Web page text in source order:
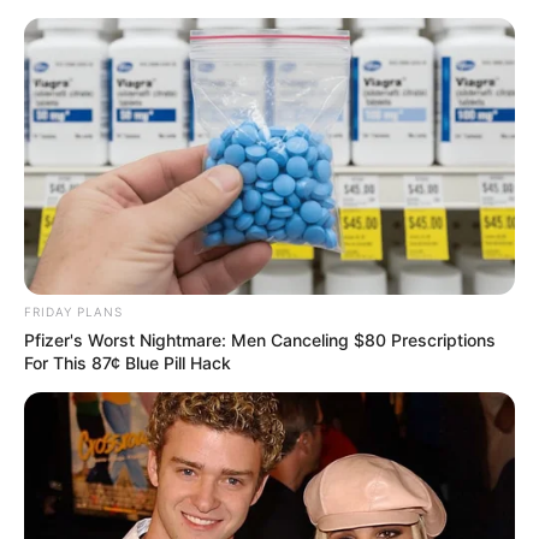
MENU
WIDGETS
GNT ETAPE N°4 PRONOSTIC
FRIDAY PLANS
Pfizer's Worst Nightmare: Men Canceling $80 Prescriptions
For This 87¢ Blue Pill Hack